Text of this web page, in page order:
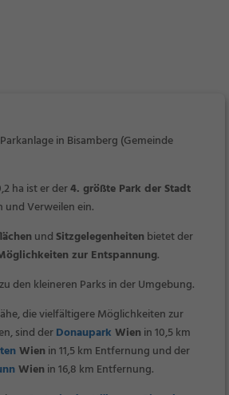
in Bisamberg (Gemeinde
ha ist er der4. größte Park der Stadt
und Verweilen ein.
undSitzgelegenheiten bietet der
zur Entspannung.
den kleineren Parks in der Umgebung.
die vielfältigere Möglichkeiten zur
sind derDonaupark Wien in 10,5 km
Wien in 11,5 km Entfernung und der
Wien in 16,8 km Entfernung.